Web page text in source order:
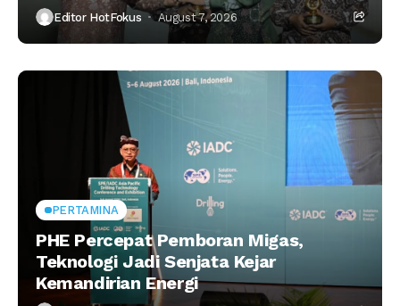
Editor HotFokus August 7, 2026
PERTAMINA
PHE Percepat Pemboran Migas,
Teknologi Jadi Senjata Kejar
Kemandirian Energi